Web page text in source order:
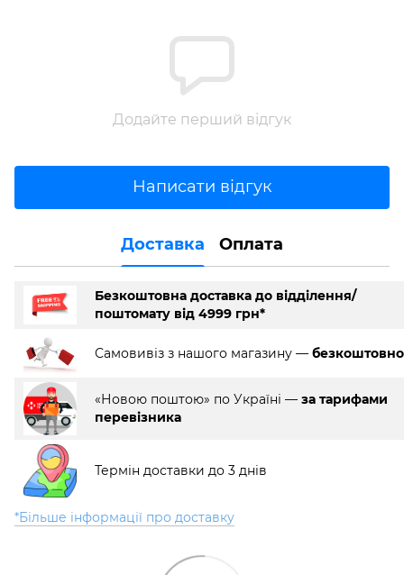
Додайте перший відгук
Написати відгук
Доставка Оплата
Безкоштовна доставка до відділення/
поштомату від 4999 грн*
Самовивіз з нашого магазину — безкоштовно
«Новою поштою» по Україні — за тарифами
перевізника
Термін доставки до 3 днів
*Більше інформації про доставку